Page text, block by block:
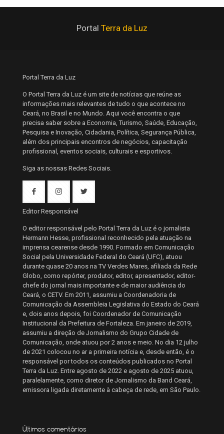
Portal Terra da Luz
Portal Terra da Luz
O Portal Terra da Luz é um site de notícias que reúne as
informações mais relevantes de tudo o que acontece no
Ceará, no Brasil e no Mundo. Aqui você encontra o que
precisa saber sobre a Economia, Turismo, Saúde, Educação,
Pesquisa e Inovação, Cidadania, Política, Segurança Pública,
além dos principais encontros de negócios, capacitação
profissional, eventos sociais, culturais e esportivos.
Siga as nossas Redes Sociais.
Editor Responsável
O editor responsável pelo Portal Terra da Luz é o jornalista
Hermann Hesse, profissional reconhecido pela atuação na
imprensa cearense desde 1990. Formado em Comunicação
Social pela Universidade Federal do Ceará (UFC), atuou
durante quase 20 anos na TV Verdes Mares, afiliada da Rede
Globo, como repórter, produtor, editor, apresentador, editor-
chefe do jornal mais importante e de maior audiência do
Ceará, o CETV. Em 2011, assumiu a Coordenadoria de
Comunicação da Assembleia Legislativa do Estado do Ceará
e, dois anos depois, foi Coordenador de Comunicação
Institucional da Prefeitura de Fortaleza. Em janeiro de 2019,
assumiu a direção de Jornalismo do Grupo Cidade de
Comunicação, onde atuou por 2 anos e meio. No dia 12 julho
de 2021 colocou no ar a primeira notícia e, desde então, é o
responsável por todos os conteúdos publicados no Portal
Terra da Luz. Entre agosto de 2022 e agosto de 2025 atuou,
paralelamente, como diretor de Jornalismo da Band Ceará,
emissora ligada diretamente à cabeça de rede, em São Paulo.
Últimos comentários